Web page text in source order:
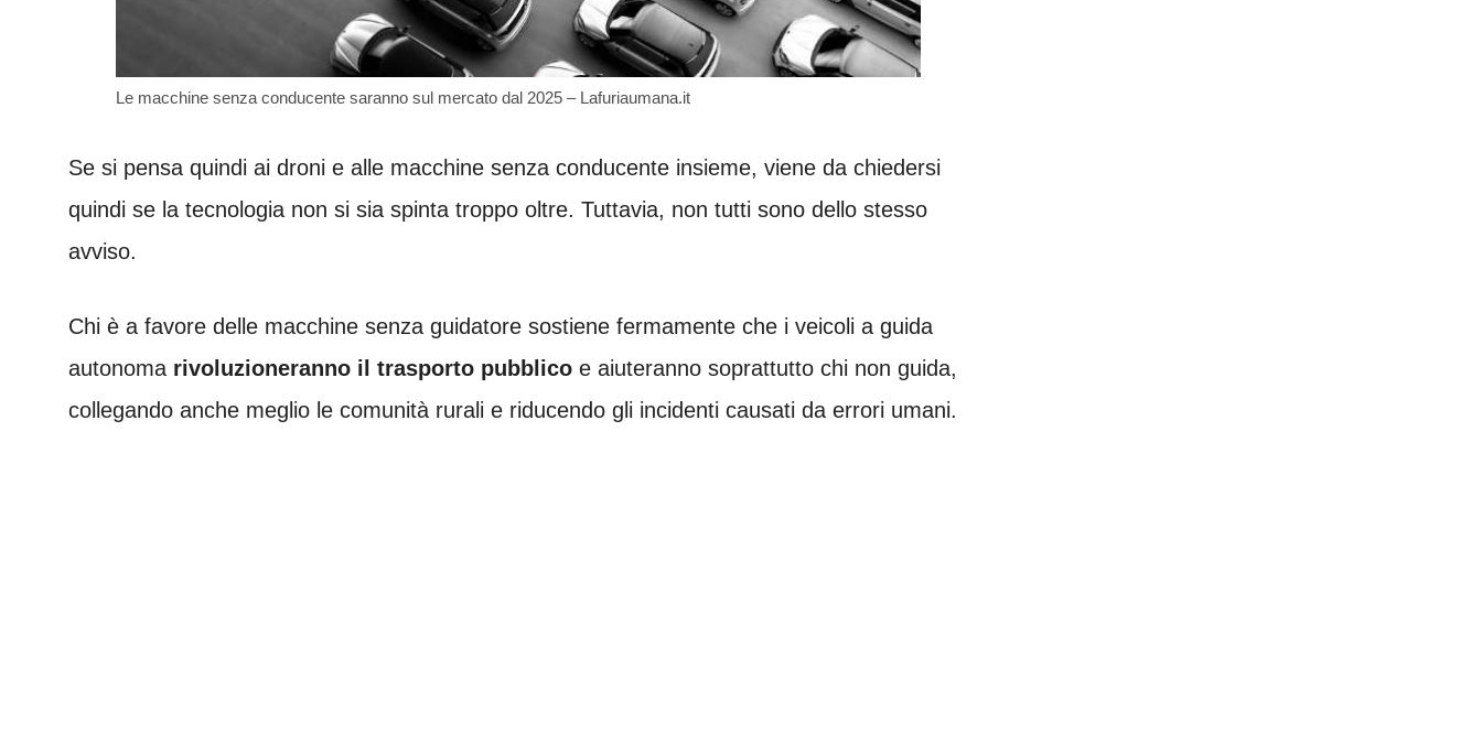
Le macchine senza conducente saranno sul mercato dal 2025 – Lafuriaumana.it
Se si pensa quindi ai droni e alle macchine senza conducente insieme, viene da chiedersi
quindi se la tecnologia non si sia spinta troppo oltre. Tuttavia, non tutti sono dello stesso
avviso.
Chi è a favore delle macchine senza guidatore sostiene fermamente che i veicoli a guida
autonoma rivoluzioneranno il trasporto pubblico e aiuteranno soprattutto chi non guida,
collegando anche meglio le comunità rurali e riducendo gli incidenti causati da errori umani.